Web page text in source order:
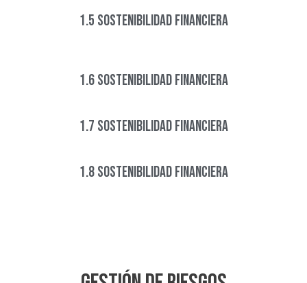
1.5 Sostenibilidad financiera
1.6 Sostenibilidad financiera
1.7 Sostenibilidad financiera
1.8 Sostenibilidad financiera